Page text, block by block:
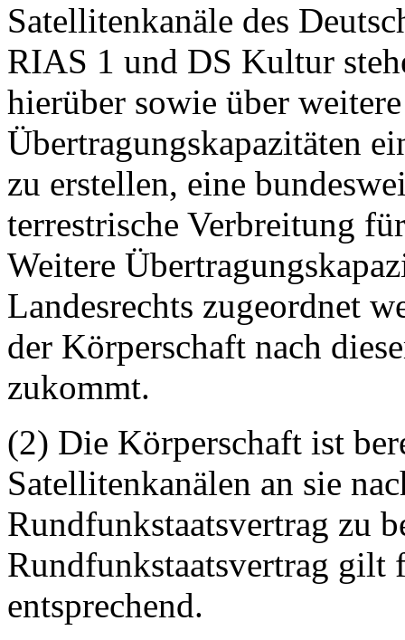
Satellitenkanäle des
RIAS 1 und DS Kultur
hierüber sowie über
Übertragungskapazitäten
zu erstellen, eine
terrestrische Verbreitung
Weitere
Landesrechts zugeordnet
der Körperschaft nach
zukommt.
(2) Die Körperschaft ist
Satellitenkanälen an sie
Rundfunkstaatsvertrag zu
Rundfunkstaatsvertrag gilt
entsprechend.